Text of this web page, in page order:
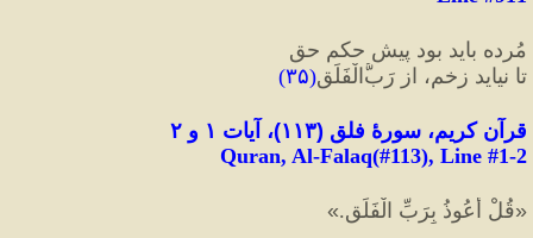
مُرده باید بود پیش حکمِ حق
تا نیاید زخم، از رَب‌ُّالْفَلَق
(۳۵)
قرآن کریم، سورهٔ فلق (١١٣)، آیات ۱ و ۲
Quran, Al-Falaq(#113), Line #1-2
«قُلْ أَعُوذُ بِرَبِّ الْفَلَقِ.»